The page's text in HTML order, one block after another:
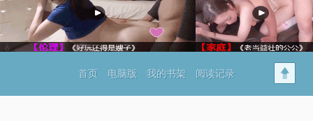
首页 电脑版 我的书架 阅读记录